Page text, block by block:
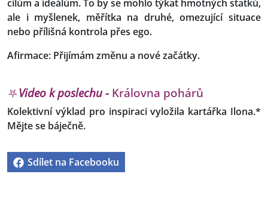
cílům a ideálům. To by se mohlo týkat hmotných statků,
ale i myšlenek, měřítka na druhé, omezující situace
nebo přílišná kontrola přes ego.
Afirmace: Přijímám změnu a nové začátky.
⛧Video k poslechu - Královna pohárů
Kolektivní výklad pro inspiraci vyložila kartářka Ilona.*
Mějte se báječně.
Sdílet na Facebooku